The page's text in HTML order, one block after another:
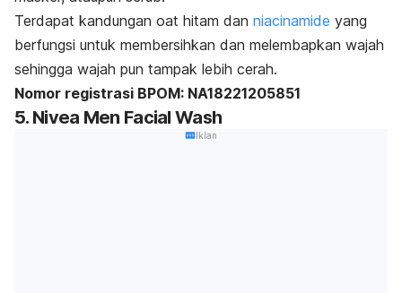
Terdapat kandungan oat hitam dan niacinamide yang
berfungsi untuk membersihkan dan melembapkan wajah
sehingga wajah pun tampak lebih cerah.
Nomor registrasi BPOM: NA18221205851
5. Nivea Men Facial Wash
Iklan